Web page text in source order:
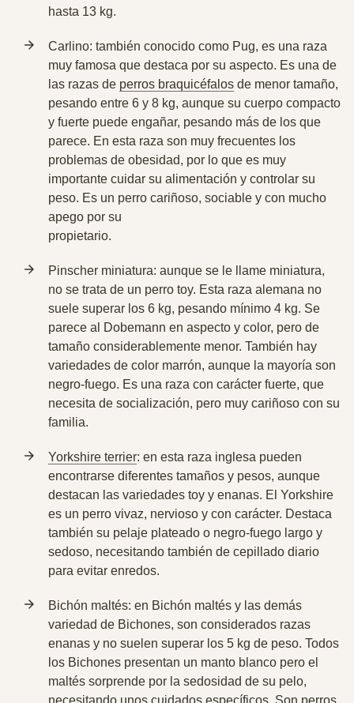
hasta 13 kg.
Carlino: también conocido como Pug, es una raza
muy famosa que destaca por su aspecto. Es una de
las razas de perros braquicéfalos de menor tamaño,
pesando entre 6 y 8 kg, aunque su cuerpo compacto
y fuerte puede engañar, pesando más de los que
parece. En esta raza son muy frecuentes los
problemas de obesidad, por lo que es muy
importante cuidar su alimentación y controlar su
peso. Es un perro cariñoso, sociable y con mucho
apego por su
propietario.
Pinscher miniatura: aunque se le llame miniatura,
no se trata de un perro toy. Esta raza alemana no
suele superar los 6 kg, pesando mínimo 4 kg. Se
parece al Dobemann en aspecto y color, pero de
tamaño considerablemente menor. También hay
variedades de color marrón, aunque la mayoría son
negro-fuego. Es una raza con carácter fuerte, que
necesita de socialización, pero muy cariñoso con su
familia.
Yorkshire terrier: en esta raza inglesa pueden
encontrarse diferentes tamaños y pesos, aunque
destacan las variedades toy y enanas. El Yorkshire
es un perro vivaz, nervioso y con carácter. Destaca
también su pelaje plateado o negro-fuego largo y
sedoso, necesitando también de cepillado diario
para evitar enredos.
Bichón maltés: en Bichón maltés y las demás
variedad de Bichones, son considerados razas
enanas y no suelen superar los 5 kg de peso. Todos
los Bichones presentan un manto blanco pero el
maltés sorprende por la sedosidad de su pelo,
necesitando unos cuidados específicos. Son perros